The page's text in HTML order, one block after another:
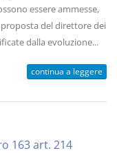
essere ammesse,
del direttore dei
dalla evoluzione...
continua a leggere
163 art. 214